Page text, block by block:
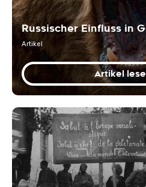
Russischer Einfluss in
Artikel
Artikel